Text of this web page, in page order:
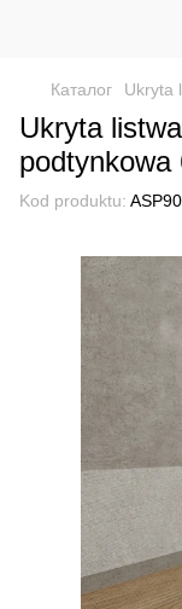
Каталог Ukryta
Ukryta
podtynkowa
Kod produktu: